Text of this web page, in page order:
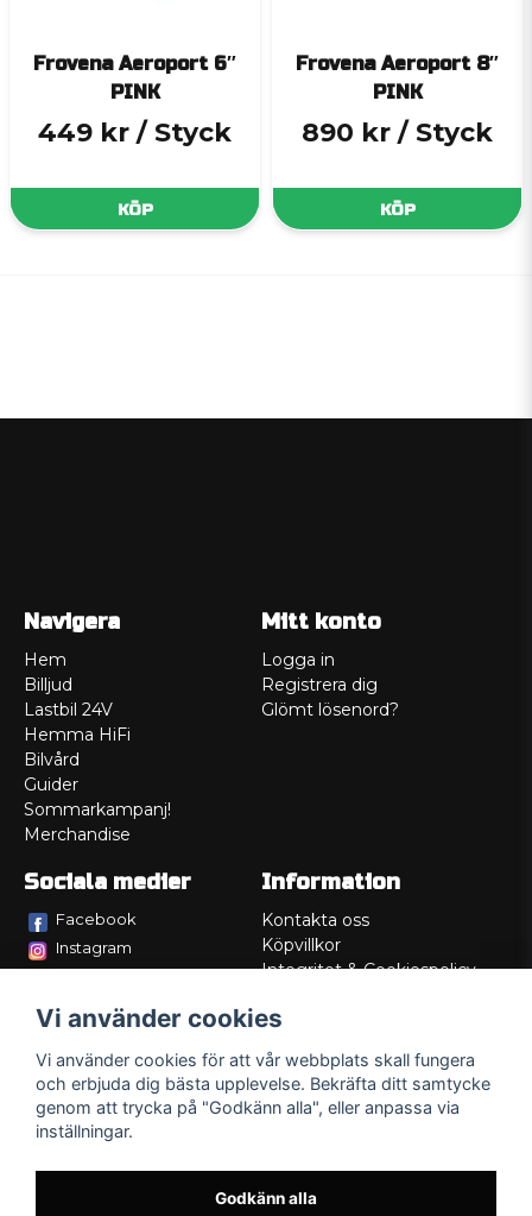
Frovena Aeroport 6″
PINK
449 kr / Styck
KÖP
Frovena Aeroport 8″
PINK
890 kr / Styck
KÖP
Navigera
Hem
Billjud
Lastbil 24V
Hemma HiFi
Bilvård
Guider
Sommarkampanj!
Merchandise
Mitt konto
Logga in
Registrera dig
Glömt lösenord?
Sociala medier
Facebook
Instagram
Information
Kontakta oss
Köpvillkor
Integritet & Cookiespolicy
Service/Garanti
Lådritning
Om oss
Vi använder cookies
Vi använder cookies för att vår webbplats skall fungera
och erbjuda dig bästa upplevelse. Bekräfta ditt samtycke
genom att trycka på "Godkänn alla", eller anpassa via
inställningar.
Godkänn alla